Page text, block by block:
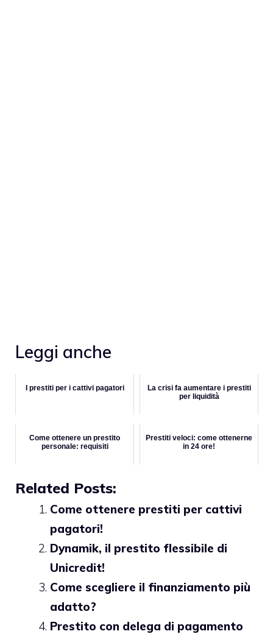
Leggi anche
I prestiti per i cattivi pagatori
La crisi fa aumentare i prestiti
per liquidità
Come ottenere un prestito
personale: requisiti
Prestiti veloci: come ottenerne
in 24 ore!
Related Posts:
Come ottenere prestiti per cattivi
pagatori!
Dynamik, il prestito flessibile di
Unicredit!
Come scegliere il finanziamento più
adatto?
Prestito con delega di pagamento